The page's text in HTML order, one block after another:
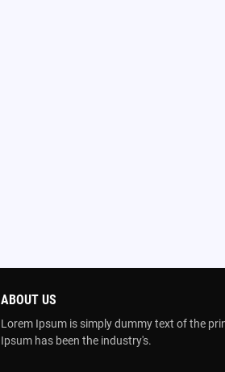
ABOUT US
Lorem Ipsum is simply dummy text of the
Ipsum has been the industry's.